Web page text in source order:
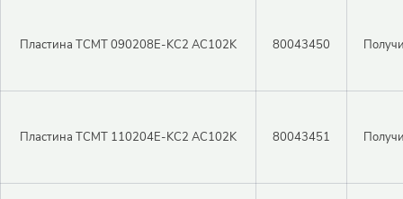
Пластина TCMT 090208E-KC2 AC102K 80043450
Пластина TCMT 110204E-KC2 AC102K 80043451